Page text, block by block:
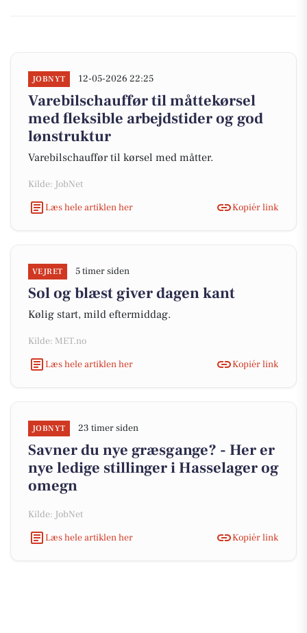
JOBNYT 12-05-2026 22:25
Varebilschauffør til måttekørsel
med fleksible arbejdstider og god
lønstruktur
Varebilschauffør til kørsel med måtter.
Kilde: JobNet
Læs hele artiklen her
Kopiér link
VEJRET 5 timer siden
Sol og blæst giver dagen kant
Kølig start, mild eftermiddag.
Kilde: MET.no
Læs hele artiklen her
Kopiér link
JOBNYT 23 timer siden
Savner du nye græsgange? - Her er
nye ledige stillinger i Hasselager og
omegn
Kilde: JobNet
Læs hele artiklen her
Kopiér link